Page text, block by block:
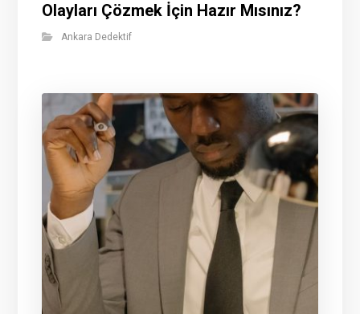
Olayları Çözmek İçin Hazır Mısınız?
Ankara Dedektif